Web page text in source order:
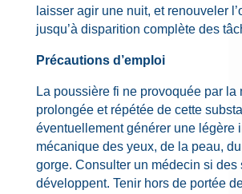
laisser agir une nuit, et renouveler
jusqu’à disparition complète des
Précautions d’emploi
La poussière fi ne provoquée par la
prolongée et répétée de cette
éventuellement générer une légère
mécanique des yeux, de la peau,
gorge. Consulter un médecin si des
développent. Tenir hors de portée